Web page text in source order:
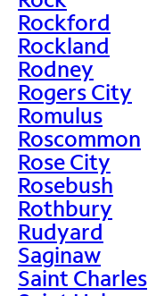
Rockford
Rockland
Rodney
Rogers City
Romulus
Roscommon
Rose City
Rosebush
Rothbury
Rudyard
Saginaw
Saint Charles